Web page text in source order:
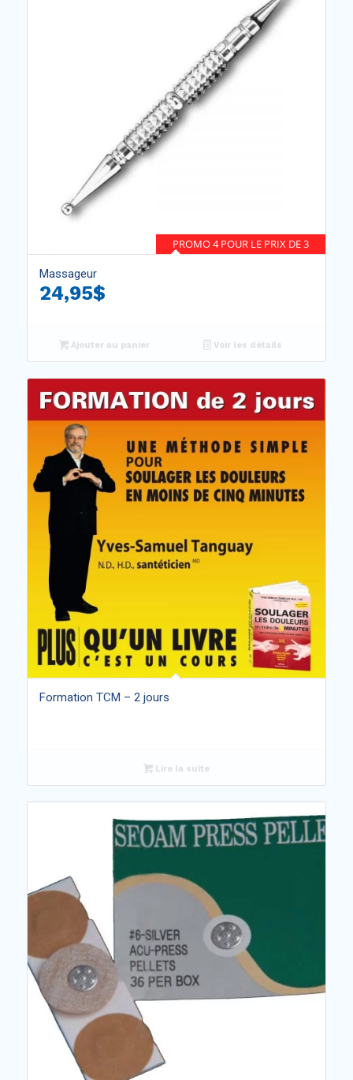
PROMO 4 POUR LE PRIX DE 3
Massageur
24,95$
Ajouter au panier Voir les détails
Formation TCM – 2 jours
Lire la suite